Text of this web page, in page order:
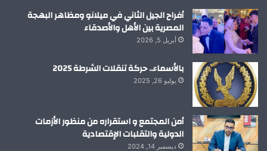
أفراح الجيل الثاني في ميلانو ومظاهر البهجة
المصرية بين الأهل والأصدقاء
أبريل 5, 2026
بالأسماء.. حركة تنقلات الشرطة 2025
يوليو 26, 2025
أمن المجتمع و استقراره من منظور الأزمات
الدولية والتقلبات الإقتصادية
ديسمبر 14, 2024